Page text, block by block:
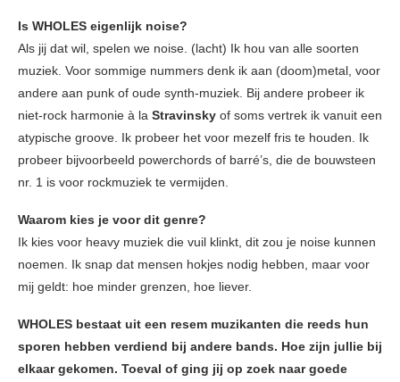
Is WHOLES eigenlijk noise?
Als jij dat wil, spelen we noise. (lacht) Ik hou van alle soorten
muziek. Voor sommige nummers denk ik aan (doom)metal, voor
andere aan punk of oude synth-muziek. Bij andere probeer ik
niet-rock harmonie à la Stravinsky of soms vertrek ik vanuit een
atypische groove. Ik probeer het voor mezelf fris te houden. Ik
probeer bijvoorbeeld powerchords of barré’s, die de bouwsteen
nr. 1 is voor rockmuziek te vermijden.
Waarom kies je voor dit genre?
Ik kies voor heavy muziek die vuil klinkt, dit zou je noise kunnen
noemen. Ik snap dat mensen hokjes nodig hebben, maar voor
mij geldt: hoe minder grenzen, hoe liever.
WHOLES bestaat uit een resem muzikanten die reeds hun
sporen hebben verdiend bij andere bands. Hoe zijn jullie bij
elkaar gekomen. Toeval of ging jij op zoek naar goede